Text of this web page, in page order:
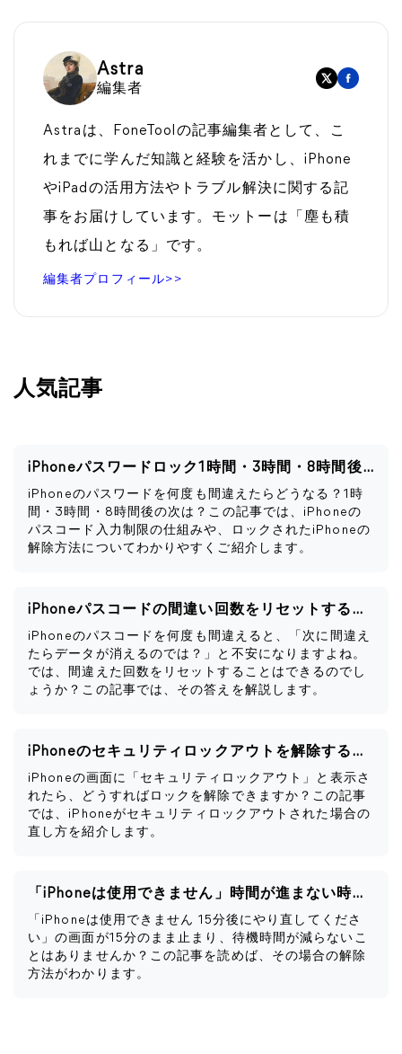
Astra
編集者
Astraは、FoneToolの記事編集者として、こ
れまでに学んだ知識と経験を活かし、iPhone
やiPadの活用方法やトラブル解決に関する記
事をお届けしています。モットーは「塵も積
もれば山となる」です。
編集者プロフィール>>
人気記事
iPhoneパスワードロック1時間・3時間・8時間後の次は？
iPhoneのパスワードを何度も間違えたらどうなる？1時
間・3時間・8時間後の次は？この記事では、iPhoneの
パスコード入力制限の仕組みや、ロックされたiPhoneの
解除方法についてわかりやすくご紹介します。
iPhoneパスコードの間違い回数をリセットする方法
iPhoneのパスコードを何度も間違えると、「次に間違え
たらデータが消えるのでは？」と不安になりますよね。
では、間違えた回数をリセットすることはできるのでし
ょうか？この記事では、その答えを解説します。
iPhoneのセキュリティロックアウトを解除する方法
iPhoneの画面に「セキュリティロックアウト」と表示さ
れたら、どうすればロックを解除できますか？この記事
では、iPhoneがセキュリティロックアウトされた場合の
直し方を紹介します。
「iPhoneは使用できません」時間が進まない時の解除方法
「iPhoneは使用できません 15分後にやり直してくださ
い」の画面が15分のまま止まり、待機時間が減らないこ
とはありませんか？この記事を読めば、その場合の解除
方法がわかります。